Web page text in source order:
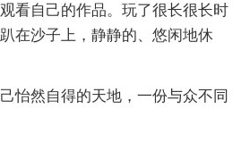
看自己的作品。玩了很长很长时
在沙子上，静静的、悠闲地休
怡然自得的天地，一份与众不同